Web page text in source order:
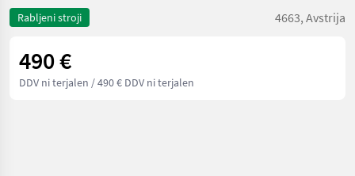
Rabljeni stroji 4663, Avstrija
490 €
DDV ni terjalen / 490 € DDV ni terjalen